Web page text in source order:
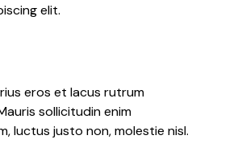
elit.
eros et lacus rutrum
sollicitudin enim
luctus justo non, molestie nisl.